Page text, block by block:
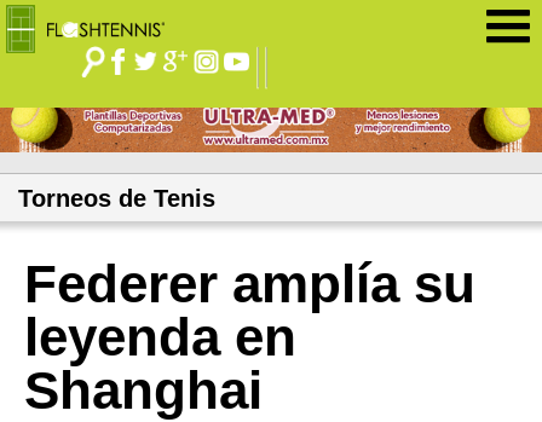
Torneos de Tenis
Federer amplía su
leyenda en
Shanghai